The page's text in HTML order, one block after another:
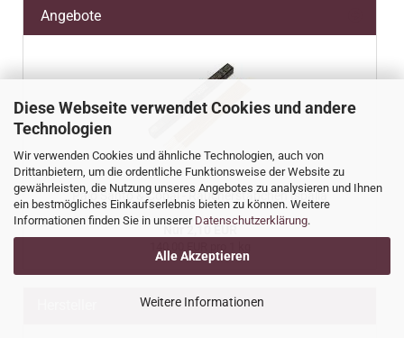
Diese Webseite verwendet Cookies und andere
Technologien
Wir verwenden Cookies und ähnliche Technologien, auch von
Drittanbietern, um die ordentliche Funktionsweise der Website zu
gewährleisten, die Nutzung unseres Angebotes zu analysieren und Ihnen
ein bestmögliches Einkaufserlebnis bieten zu können. Weitere
Informationen finden Sie in unserer Datenschutzerklärung.
Alle Akzeptieren
Weitere Informationen
Angebote
Palo Santo & Copal - Räucherstäbchen Ispalla